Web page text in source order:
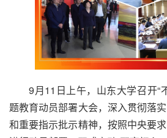
9月11日上午，山东大学召开“
题教育动员部署大会，深入贯彻落
和重要指示批示精神，按照中央要